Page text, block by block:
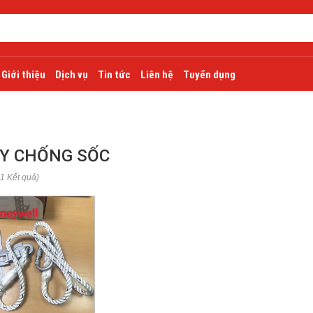
Giới thiệu Dịch vụ Tin tức Liên hệ Tuyển dụng
CHỐNG SỐC
Kết quả)